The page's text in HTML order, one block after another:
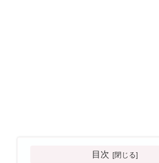
目次